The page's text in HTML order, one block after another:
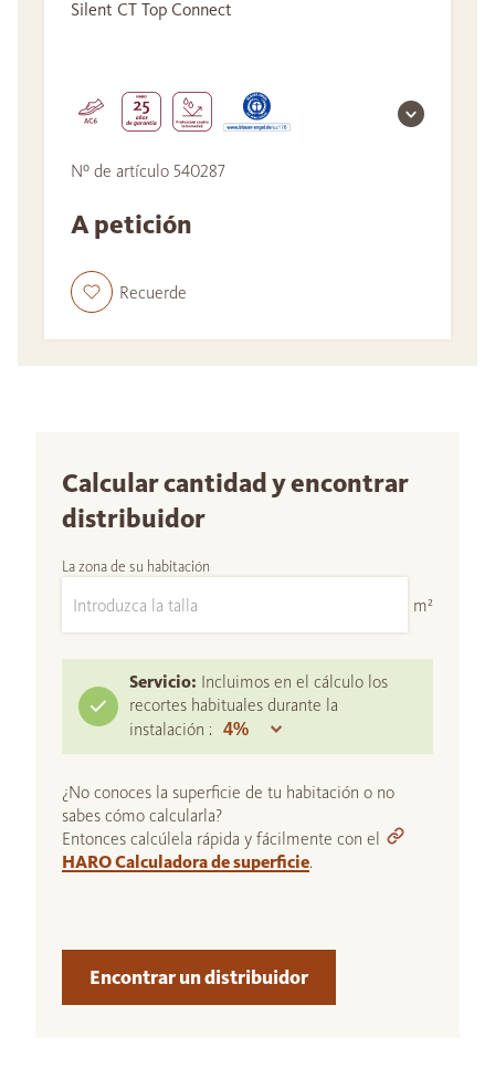
Silent CT Top Connect
Nº de artículo 540287
A petición
Recuerde
Calcular cantidad y encontrar
distribuidor
La zona de su habitación
m²
Servicio: Incluimos en el cálculo los
recortes habituales durante la
instalación :
¿No conoces la superficie de tu habitación o no
sabes cómo calcularla?
Entonces calcúlela rápida y fácilmente con el
HARO Calculadora de superficie.
Encontrar un distribuidor